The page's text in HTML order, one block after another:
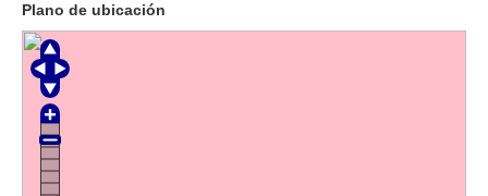
Plano de ubicación